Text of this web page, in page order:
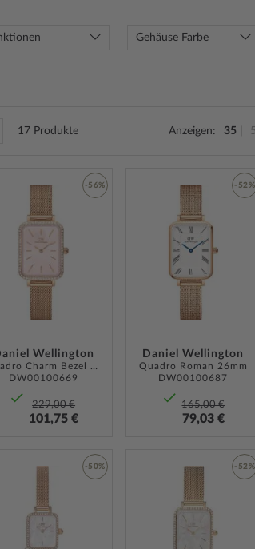
Gehäuse Farbe
17 Produkte Anzeigen 35
Wellington
Quadro Charm Bezel 26mm
DW00100669
229,00 €
101,75 €
-56%
Daniel Wellington
Quadro Roman 26mm
DW00100687
165,00 €
79,03 €
-52%
-50% -52%